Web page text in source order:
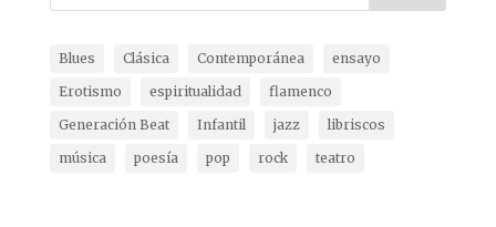
Blues Clásica Contemporánea
ensayo
Erotismo
espiritualidad
flamenco
Generación Beat
Infantil jazz
libriscos
música
poesía pop rock teatro